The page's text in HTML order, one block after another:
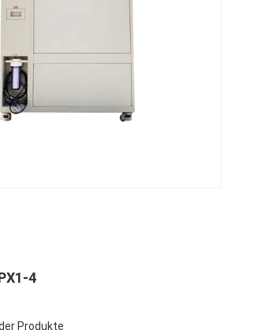
4
Produkte